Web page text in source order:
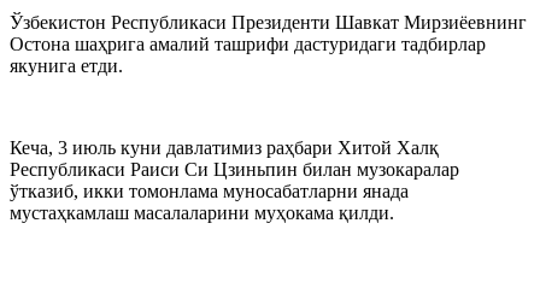
Ўзбекистон Республикаси Президенти Шавкат Мирзиёевнинг
Остона шаҳрига амалий ташрифи дастуридаги тадбирлар
якунига етди.
Кеча, 3 июль куни давлатимиз раҳбари Хитой Халқ
Республикаси Раиси Си Цзиньпин билан музокаралар
ўтказиб, икки томонлама муносабатларни янада
мустаҳкамлаш масалаларини муҳокама қилди.